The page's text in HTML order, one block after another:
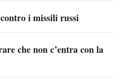
i missili russi
che non c’entra con la